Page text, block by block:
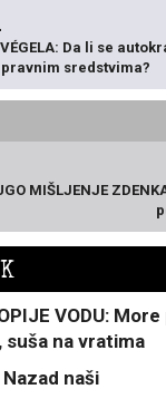
VÉGELA: Da li se
sredstvima?
MIŠLJENJE
VODU:
na vratima
Nazad naši